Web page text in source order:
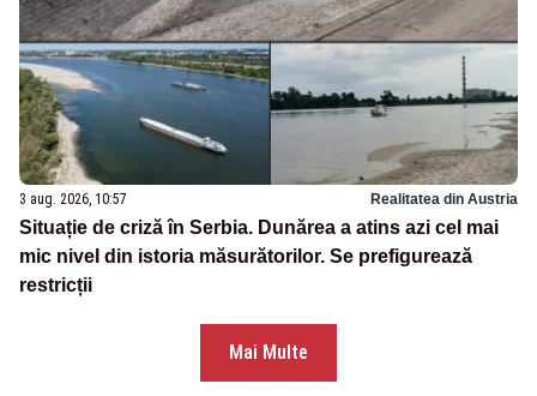
3 aug. 2026, 10:57 Realitatea din Austria
Situație de criză în Serbia. Dunărea a atins azi cel mai
mic nivel din istoria măsurătorilor. Se prefigurează
restricții
Mai Multe